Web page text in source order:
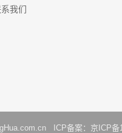
我们
ICP备案： 京ICP备